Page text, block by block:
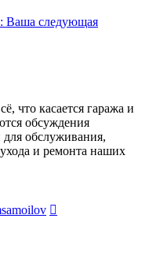
Ваша следующая
что касается гаража и
обсуждения
обслуживания,
и ремонта наших